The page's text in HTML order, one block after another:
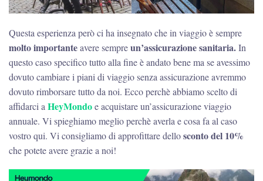
Questa esperienza però ci ha insegnato che in viaggio è sempre
molto importanteavere sempreun’assicurazione sanitaria.In
questo caso specifico tutto alla fine è andato bene ma se avessimo
dovuto cambiare i piani di viaggio senza assicurazione avremmo
dovuto rimborsare tutto da noi. Ecco perchè abbiamo scelto di
affidarci aHeyMondoe acquistare un’assicurazione viaggio
annuale. Vi spieghiamo meglio perchè averla e cosa fa al caso
vostro qui. Vi consigliamo di approfittare dellosconto del 10%
che potete avere grazie a noi!